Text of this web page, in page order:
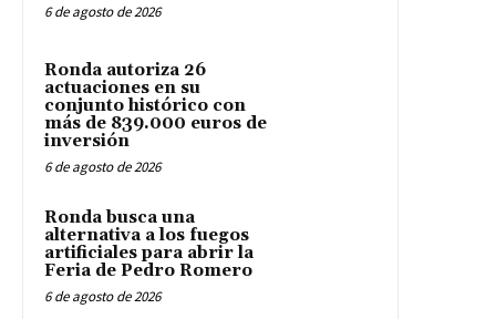
6 de agosto de 2026
Ronda autoriza 26
actuaciones en su
conjunto histórico con
más de 839.000 euros de
inversión
6 de agosto de 2026
Ronda busca una
alternativa a los fuegos
artificiales para abrir la
Feria de Pedro Romero
6 de agosto de 2026